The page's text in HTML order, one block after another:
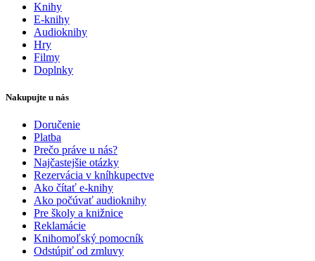
Knihy
E-knihy
Audioknihy
Hry
Filmy
Doplnky
Nakupujte u nás
Doručenie
Platba
Prečo práve u nás?
Najčastejšie otázky
Rezervácia v kníhkupectve
Ako čítať e-knihy
Ako počúvať audioknihy
Pre školy a knižnice
Reklamácie
Knihomoľský pomocník
Odstúpiť od zmluvy